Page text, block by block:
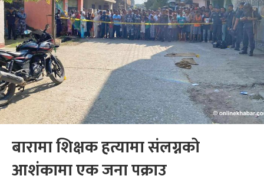
बारामा शिक्षक हत्यामा संलग्नको
आशंकामा एक जना पक्राउ